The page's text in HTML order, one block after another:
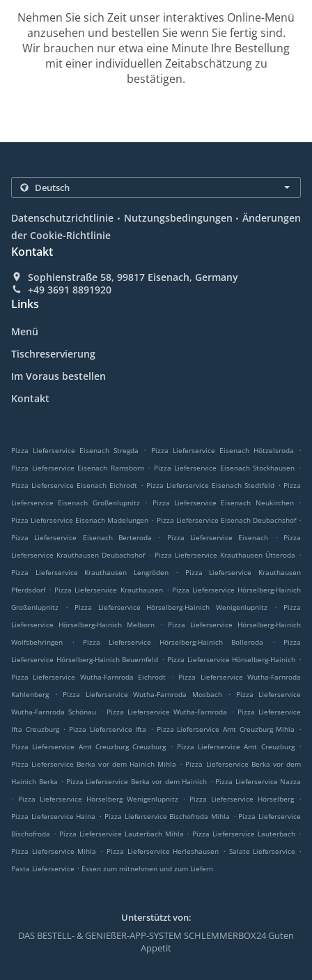
Nehmen Sie sich Zeit unser interaktives Online-Menü
anzusehen und bestellen Sie wenn Sie fertig sind.
Wir brauchen nur etwa eine Minute Ihre Bestellung
mit einer individuellen Zeitabschätzung zu
bestätigen.
Datenschutzrichtlinie . Nutzungsbedingungen . Änderungen
der Cookie-Richtlinie
Kontakt
Sophienstraße 58, 99817 Eisenach, Germany
+49 3691 8891920
Links
Menü
Tischreservierung
Im Voraus bestellen
Kontakt
Pizza Lieferservice Eisenach Stregda . Pizza Lieferservice Eisenach Hötzelsroda
.
Pizza Lieferservice Eisenach Ramsborn . Pizza Lieferservice Eisenach Stockhausen .
Pizza Lieferservice Eisenach Eichrodt . Pizza Lieferservice Eisenach Stedtfeld . Pizza
Lieferservice Eisenach Großenlupnitz
. Pizza Lieferservice Eisenach Neukirchen
.
Pizza Lieferservice Eisenach Madelungen . Pizza Lieferservice Eisenach Deubachshof .
Pizza Lieferservice Eisenach Berteroda
. Pizza Lieferservice Eisenach .
Pizza
Lieferservice Krauthausen Deubachshof . Pizza Lieferservice Krauthausen Ütteroda .
Pizza Lieferservice Krauthausen Lengröden
.
Pizza Lieferservice Krauthausen
Pferdsdorf . Pizza Lieferservice Krauthausen . Pizza Lieferservice Hörselberg-Hainich
Großenlupnitz
. Pizza Lieferservice Hörselberg-Hainich Wenigenlupnitz .
Pizza
Lieferservice Hörselberg-Hainich Melborn
.
Pizza Lieferservice Hörselberg-Hainich
Wolfsbehringen
. Pizza Lieferservice Hörselberg-Hainich Bolleroda .
Pizza
Lieferservice Hörselberg-Hainich Beuernfeld . Pizza Lieferservice Hörselberg-Hainich .
Pizza Lieferservice Wutha-Farnroda Eichrodt
. Pizza Lieferservice Wutha-Farnroda
Kahlenberg
. Pizza Lieferservice Wutha-Farnroda Mosbach .
Pizza Lieferservice
Wutha-Farnroda Schönau . Pizza Lieferservice Wutha-Farnroda . Pizza Lieferservice
Ifta Creuzburg . Pizza Lieferservice Ifta . Pizza Lieferservice Amt Creuzburg Mihla
.
Pizza Lieferservice Amt Creuzburg Creuzburg
. Pizza Lieferservice Amt Creuzburg .
Pizza Lieferservice Berka vor dem Hainich Mihla . Pizza Lieferservice Berka vor dem
Hainich Berka . Pizza Lieferservice Berka vor dem Hainich . Pizza Lieferservice Nazza
. Pizza Lieferservice Hörselberg Wenigenlupnitz . Pizza Lieferservice Hörselberg
.
Pizza Lieferservice Haina . Pizza Lieferservice Bischofroda Mihla . Pizza Lieferservice
Bischofroda . Pizza Lieferservice Lauterbach Mihla . Pizza Lieferservice Lauterbach .
Pizza Lieferservice Mihla
. Pizza Lieferservice Herleshausen . Salate Lieferservice .
Pasta Lieferservice . Essen zum mitnehmen und zum Liefern
Unterstützt von:
DAS BESTELL- & GENIEßER-APP-SYSTEM SCHLEMMERBOX24 Guten
Appetit